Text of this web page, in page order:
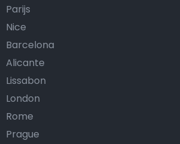
Parijs
Nice
Barcelona
Alicante
Lissabon
London
Rome
Prague